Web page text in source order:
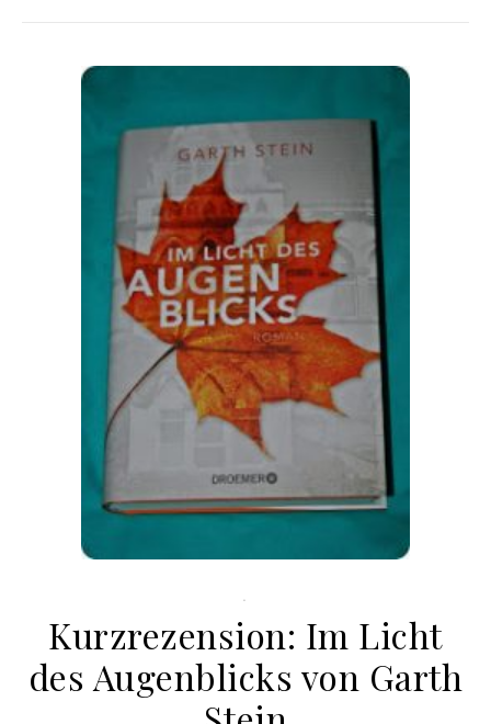
.
Kurzrezension: Im Licht
des Augenblicks von Garth